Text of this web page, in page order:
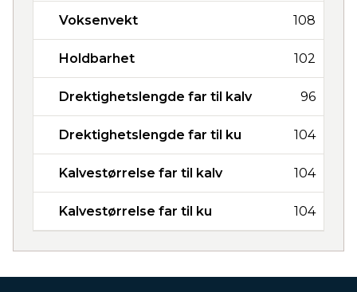
Voksenvekt 108
Holdbarhet 102
Drektighetslengde far til kalv 96
Drektighetslengde far til ku 104
Kalvestørrelse far til kalv 104
Kalvestørrelse far til ku 104